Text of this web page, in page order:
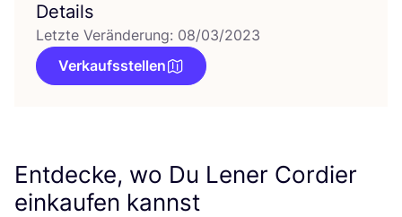
Details
Letzte Veränderung: 08/03/2023
Verkaufsstellen
Entdecke, wo Du Lener Cordier
einkaufen kannst